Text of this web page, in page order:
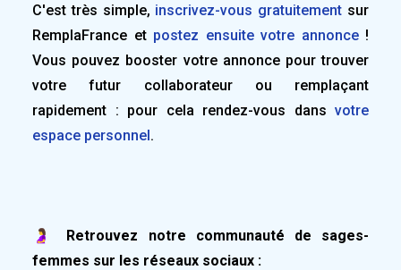
C'est très simple, inscrivez-vous gratuitement sur
RemplaFrance et postez ensuite votre annonce!
Vous pouvez booster votre annonce pour trouver
votre futur collaborateur ou remplaçant
rapidement : pour cela rendez-vous dans votre
espace personnel.
🤰 Retrouvez notre communauté de sages-
femmes sur les réseaux sociaux :